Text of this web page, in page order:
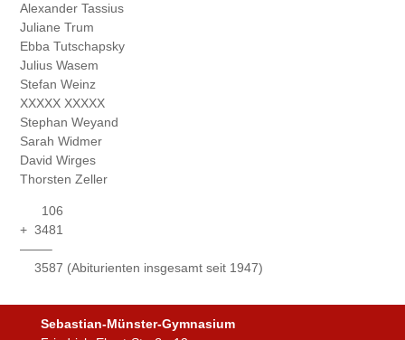
Alexander Tassius
Juliane Trum
Ebba Tutschapsky
Julius Wasem
Stefan Weinz
XXXXX XXXXX
Stephan Weyand
Sarah Widmer
David Wirges
Thorsten Zeller
106
+ 3481
——–
3587 (Abiturienten insgesamt seit 1947)
Sebastian-Münster-Gymnasium